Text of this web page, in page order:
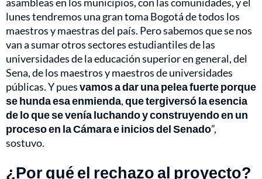
lunes tendremos una gran toma Bogotá de todos los
maestros y maestras del país. Pero sabemos que se nos
van a sumar otros sectores estudiantiles de las
universidades de la educación superior en general, del
Sena, de los maestros y maestros de universidades
públicas. Y puesvamos a dar una pelea fuerte porque
se hunda esa enmienda,que tergiversó la esencia
de lo que se venía luchando y construyendo en un
proceso en la Cámara e inicios del Senado”,
sostuvo.
¿Por qué el rechazo al proyecto?